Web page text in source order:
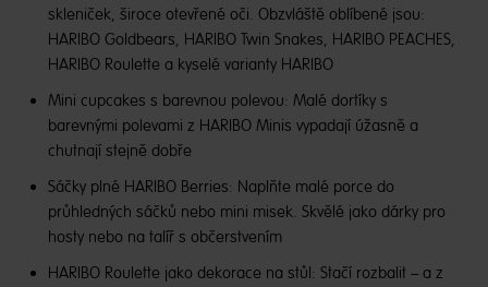
skleniček, široce otevřené oči. Obzvláště oblíbené jsou:
HARIBO Goldbears, HARIBO Twin Snakes, HARIBO PEACHES,
HARIBO Roulette a kyselé varianty HARIBO
Mini cupcakes s barevnou polevou: Malé dortíky s
barevnými polevami z HARIBO Minis vypadají úžasně a
chutnají stejně dobře
Sáčky plné HARIBO Berries: Naplňte malé porce do
průhledných sáčků nebo mini misek. Skvělé jako dárky pro
hosty nebo na talíř s občerstvením
HARIBO Roulette jako dekorace na stůl: Stačí rozbalit – a z